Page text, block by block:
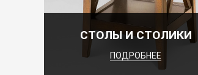
СТОЛЫ И СТОЛИКИ
ПОДРОБНЕЕ